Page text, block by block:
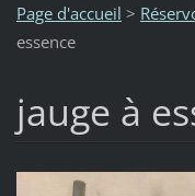
Page d'accueil >
essence
jauge à